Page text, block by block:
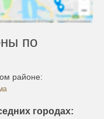
по
районе:
городах: